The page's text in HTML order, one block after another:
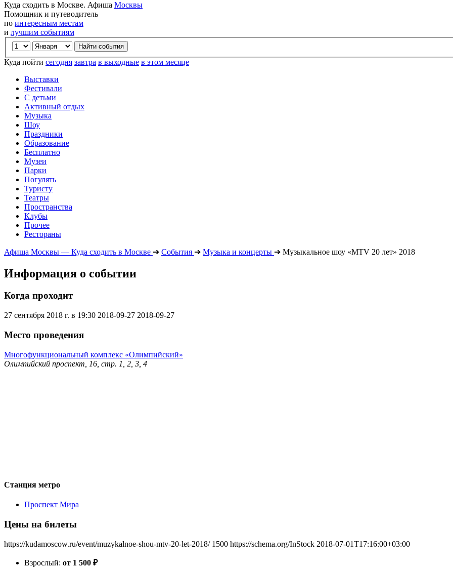
Куда сходить в Москве. Афиша Москвы
Помощник и путеводитель
по интересным местам
и лучшим событиям
Куда пойти сегодня завтра в выходные в этом месяце
Выставки
Фестивали
С детьми
Активный отдых
Музыка
Шоу
Праздники
Образование
Бесплатно
Музеи
Парки
Погулять
Туристу
Театры
Пространства
Клубы
Прочее
Рестораны
Афиша Москвы — Куда сходить в Москве ➔ События ➔ Музыка и концерты ➔ Музыкальное шоу «MTV 20 лет» 2018
Информация о событии
Когда проходит
27 сентября 2018 г. в 19:30 2018-09-27 2018-09-27
Место проведения
Многофункциональный комплекс «Олимпийский»
Олимпийский проспект, 16, стр. 1, 2, 3, 4
Станция метро
Проспект Мира
Цены на билеты
https://kudamoscow.ru/event/muzykalnoe-shou-mtv-20-let-2018/ 1500 https://schema.org/InStock 2018-07-01T17:16:00+03:00
Взрослый: от 1 500 ₽